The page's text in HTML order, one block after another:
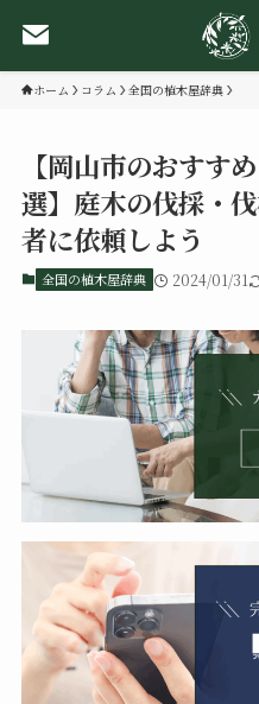
ホーム コラム 全国の植木屋辞典
【岡山市のおすす
選】庭木の伐採・
者に依頼しよう
全国の植木屋辞典 2024/01/31